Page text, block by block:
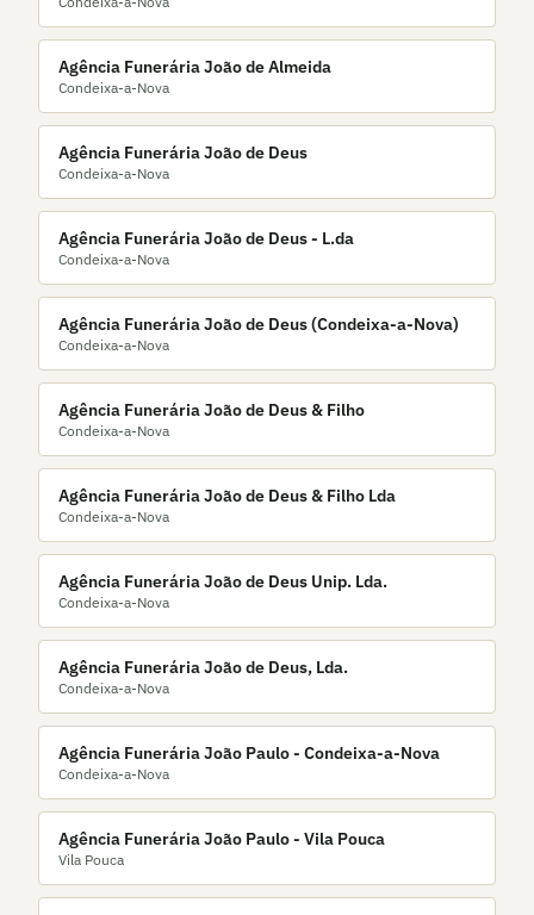
Agência Funerária João de Almeida
Condeixa-a-Nova
Agência Funerária João de Deus
Condeixa-a-Nova
Agência Funerária João de Deus - L.da
Condeixa-a-Nova
Agência Funerária João de Deus (Condeixa-a-Nova)
Condeixa-a-Nova
Agência Funerária João de Deus & Filho
Condeixa-a-Nova
Agência Funerária João de Deus & Filho Lda
Condeixa-a-Nova
Agência Funerária João de Deus Unip. Lda.
Condeixa-a-Nova
Agência Funerária João de Deus, Lda.
Condeixa-a-Nova
Agência Funerária João Paulo - Condeixa-a-Nova
Condeixa-a-Nova
Agência Funerária João Paulo - Vila Pouca
Vila Pouca